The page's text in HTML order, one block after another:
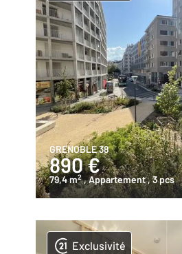
GRENOBLE 38
890 €
79,4 m2 , Appartement, 3 pcs
Exclusivité